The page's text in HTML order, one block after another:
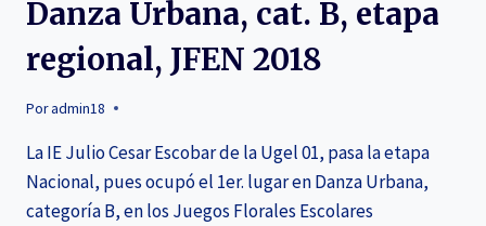
Danza Urbana, cat. B, etapa
regional, JFEN 2018
Poradmin18
La IE Julio Cesar Escobar de la Ugel 01, pasa la etapa
Nacional, pues ocupó el 1er. lugar en Danza Urbana,
categoría B, en los Juegos Florales Escolares